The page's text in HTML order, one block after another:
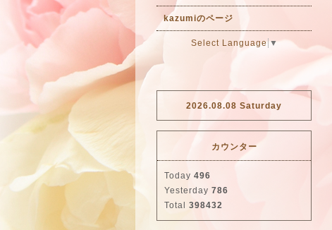
kazumiのページ
Select Language ▼
2026.08.08 Saturday
カウンター
Today 496
Yesterday 786
Total 398432